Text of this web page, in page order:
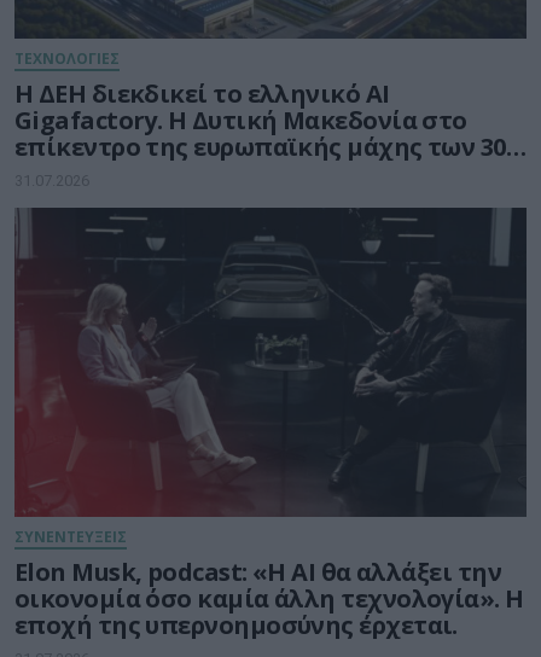
ΤΕΧΝΟΛΟΓΙΕΣ
Η ΔΕΗ διεκδικεί το ελληνικό AI
Gigafactory. Η Δυτική Μακεδονία στο
επίκεντρο της ευρωπαϊκής μάχης των 30
δισ. ευρώ για την Τεχνητή Νοημοσύνη
31.07.2026
ΣΥΝΕΝΤΕΥΞΕΙΣ
Elon Musk, podcast: «Η AI θα αλλάξει την
οικονομία όσο καμία άλλη τεχνολογία». Η
εποχή της υπερνοημοσύνης έρχεται.